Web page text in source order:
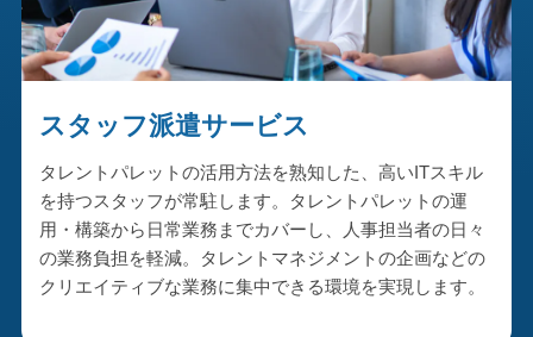
スタッフ派遣サービス
タレントパレットの活用方法を熟知した、高いITスキル
を持つスタッフが常駐します。タレントパレットの運
用・構築から日常業務までカバーし、人事担当者の日々
の業務負担を軽減。タレントマネジメントの企画などの
クリエイティブな業務に集中できる環境を実現します。